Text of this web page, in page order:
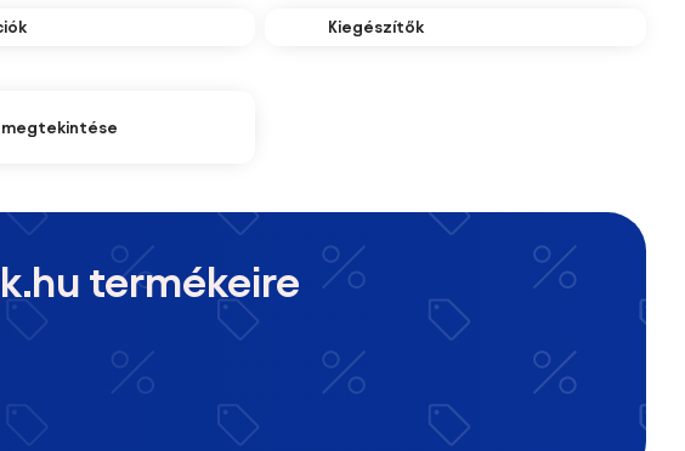
Kiegészítők
megtekintése
termékeire